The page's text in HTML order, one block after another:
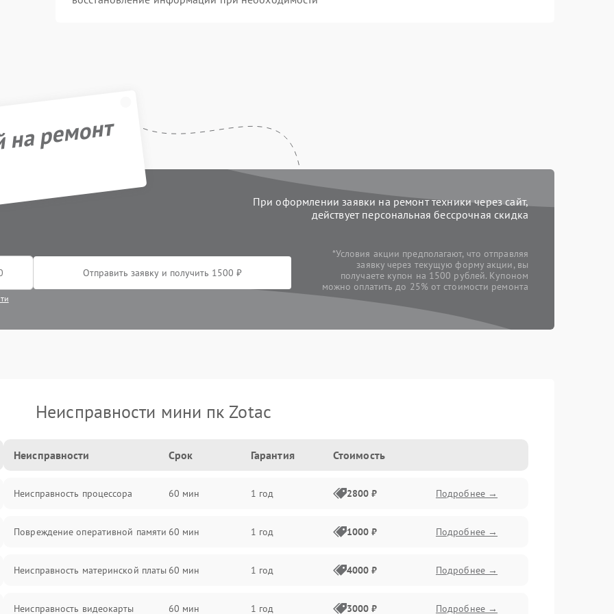
ремонт
При оформлении заявки на ремонт техники через сайт,
действует персональная бессрочная скидка
Отправить заявку и получить 1500 ₽
*Условия акции предполагают, что отправляя
заявку через текущую форму акции, вы
получаете купон на 1500 рублей. Купоном
можно оплатить до 25% от стоимости ремонта
Неисправности мини пк Zotac
Неисправности Срок Гарантия Стоимость
Неисправность процессора 60 мин 1 год 2800 ₽ Подробнее →
Повреждение оперативной памяти 60 мин 1 год 1000 ₽ Подробнее →
Неисправность материнской платы 60 мин 1 год 4000 ₽ Подробнее →
Неисправность видеокарты 60 мин 1 год 3000 ₽ Подробнее →